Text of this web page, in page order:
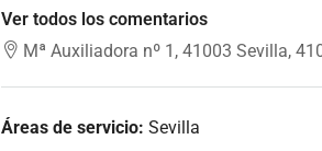
Ver todos los comentarios
Mª Auxiliadora nº 1, 41003 Sevilla,
Áreas de servicio: Sevilla